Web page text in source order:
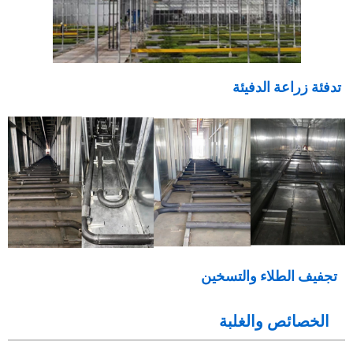
تدفئة زراعة الدفيئة
تجفيف الطلاء والتسخين
الخصائص والغلبة